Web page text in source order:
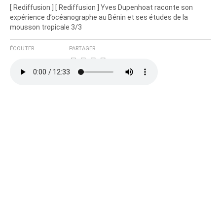
[ Rediffusion ] [ Rediffusion ] Yves Dupenhoat raconte son
expérience d’océanographe au Bénin et ses études de la
mousson tropicale 3/3
ÉCOUTER PARTAGER